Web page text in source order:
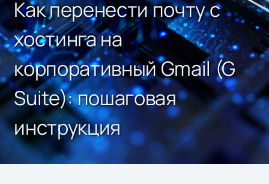
Как перенести почту с
хостинга на
корпоративный Gmail (G
Suite): пошаговая
инструкция